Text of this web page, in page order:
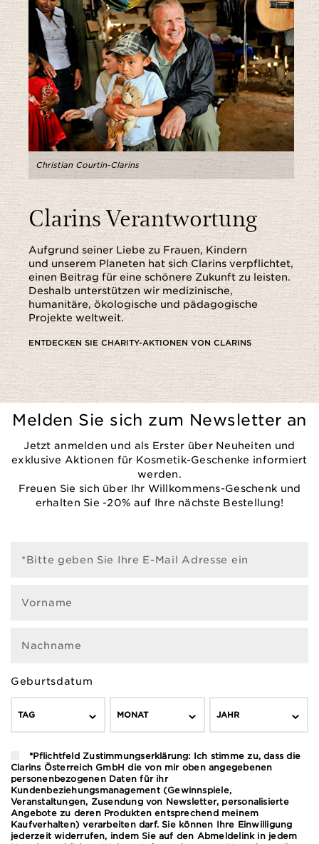
Christian Courtin-Clarins
Clarins Verantwortung
Aufgrund seiner Liebe zu Frauen, Kindern
und unserem Planeten hat sich Clarins verpflichtet,
einen Beitrag für eine schönere Zukunft zu leisten.
Deshalb unterstützen wir medizinische,
humanitäre, ökologische und pädagogische
Projekte weltweit.
ENTDECKEN SIE CHARITY-AKTIONEN VON CLARINS
Melden Sie sich zum Newsletter an
Jetzt anmelden und als Erster über Neuheiten und
exklusive Aktionen für Kosmetik-Geschenke informiert
werden.
Freuen Sie sich über Ihr Willkommens-Geschenk und
erhalten Sie -20% auf Ihre nächste Bestellung!
*Bitte geben Sie Ihre E-Mail Adresse ein
Vorname
Nachname
Geburtsdatum
TAG MONAT JAHR
*Pflichtfeld Zustimmungserklärung: Ich stimme zu, dass die
Clarins Österreich GmbH die von mir oben angegebenen
personenbezogenen Daten für ihr
Kundenbeziehungsmanagement (Gewinnspiele,
Veranstaltungen, Zusendung von Newsletter, personalisierte
Angebote zu deren Produkten entsprechend meinem
Kaufverhalten) verarbeiten darf. Sie können Ihre Einwilligung
jederzeit widerrufen, indem Sie auf den Abmeldelink in jedem